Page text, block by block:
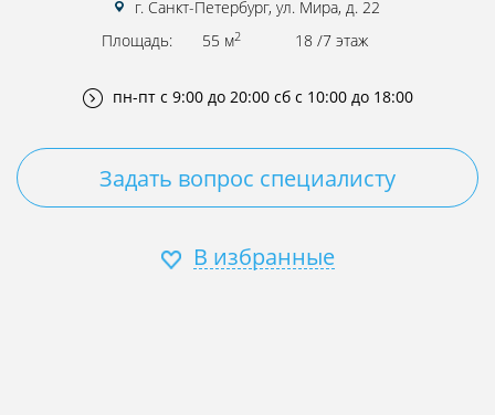
г. Санкт-Петербург, ул. Мира, д. 22
Площадь:
55 м2 18 /7 этаж
пн-пт с 9:00 до 20:00 сб с 10:00 до 18:00
Задать вопрос специалисту
В избранные